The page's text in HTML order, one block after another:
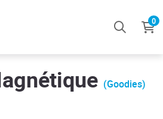
0
(Goodies)